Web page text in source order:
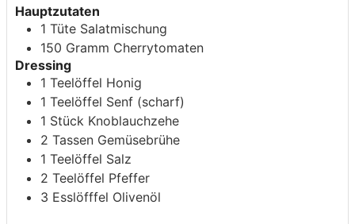
Hauptzutaten
1 Tüte Salatmischung
150 Gramm Cherrytomaten
Dressing
1 Teelöffel Honig
1 Teelöffel Senf (scharf)
1 Stück Knoblauchzehe
2 Tassen Gemüsebrühe
1 Teelöffel Salz
2 Teelöffel Pfeffer
3 Esslöfffel Olivenöl